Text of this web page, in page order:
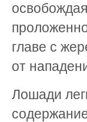
главе с
от
Лошади